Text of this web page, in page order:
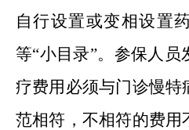
自行设置或变相设置
等“小目录”。参保人
疗费用必须与门诊慢特
范相符，不相符的费用